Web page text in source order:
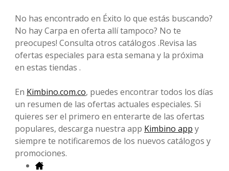
No has encontrado en Éxito lo que estás buscando?
No hay Carpa en oferta allí tampoco? No te
preocupes! Consulta otros catálogos .Revisa las
ofertas especiales para esta semana y la próxima
en estas tiendas .
En Kimbino.com.co, puedes encontrar todos los días
un resumen de las ofertas actuales especiales. Si
quieres ser el primero en enterarte de las ofertas
populares, descarga nuestra app Kimbino app y
siempre te notificaremos de los nuevos catálogos y
promociones.